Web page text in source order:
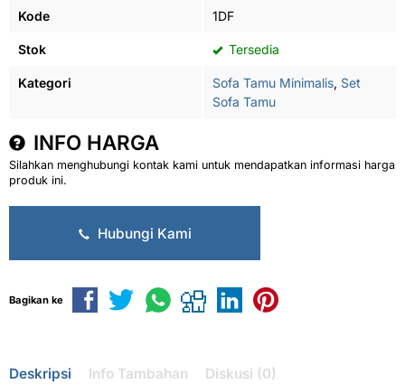
Kode 1DF
Stok Tersedia
Kategori Sofa Tamu Minimalis, Set
Sofa Tamu
INFO HARGA
Silahkan menghubungi kontak kami untuk mendapatkan informasi harga
produk ini.
Hubungi Kami
Bagikan ke
Deskripsi Info Tambahan Diskusi (0)